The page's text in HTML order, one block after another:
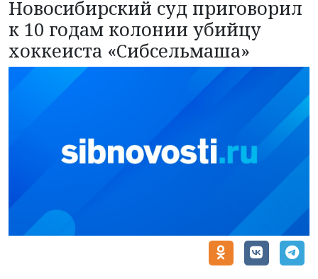
Новосибирский суд приговорил
к 10 годам колонии убийцу
хоккеиста «Сибсельмаша»